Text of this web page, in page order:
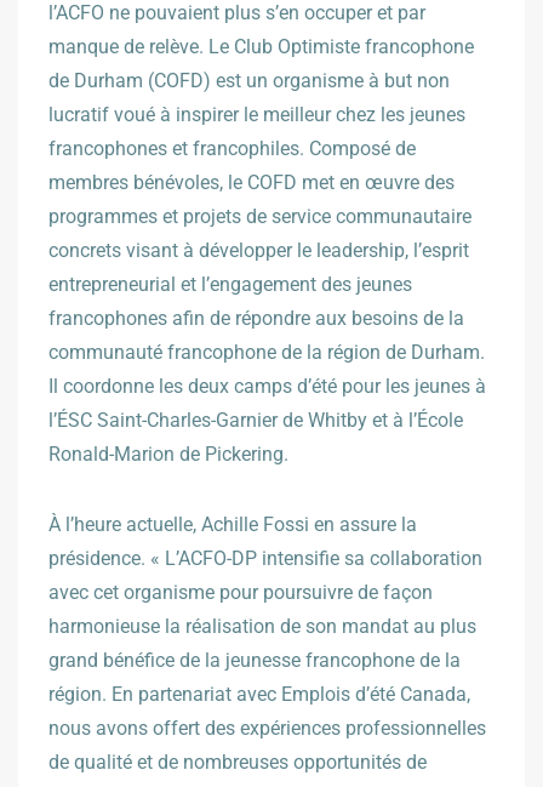
l’ACFO ne pouvaient plus s’en occuper et par
manque de relève. Le Club Optimiste francophone
de Durham (COFD) est un organisme à but non
lucratif voué à inspirer le meilleur chez les jeunes
francophones et francophiles. Composé de
membres bénévoles, le COFD met en œuvre des
programmes et projets de service communautaire
concrets visant à développer le leadership, l’esprit
entrepreneurial et l’engagement des jeunes
francophones afin de répondre aux besoins de la
communauté francophone de la région de Durham.
Il coordonne les deux camps d’été pour les jeunes à
l’ÉSC Saint-Charles-Garnier de Whitby et à l’École
Ronald-Marion de Pickering.
À l’heure actuelle, Achille Fossi en assure la
présidence. « L’ACFO-DP intensifie sa collaboration
avec cet organisme pour poursuivre de façon
harmonieuse la réalisation de son mandat au plus
grand bénéfice de la jeunesse francophone de la
région. En partenariat avec Emplois d’été Canada,
nous avons offert des expériences professionnelles
de qualité et de nombreuses opportunités de